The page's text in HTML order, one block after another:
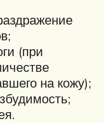
(при
на кожу);